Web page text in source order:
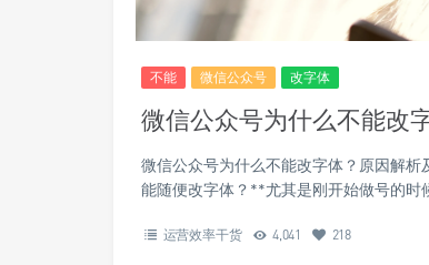
不能 微信公众号 改字体
微信公众号为什么不能改
微信公众号为什么不能改字体？原因解
能随便改字体？**尤其是刚开始做号的
运营效率干货 4,041 218